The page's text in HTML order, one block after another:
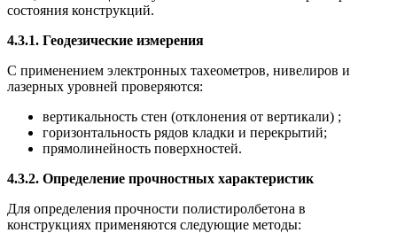
состояния конструкций.
4.3.1. Геодезические измерения
С применением электронных тахеометров, нивелиров и
лазерных уровней проверяются:
вертикальность стен (отклонения от вертикали) ;
горизонтальность рядов кладки и перекрытий;
прямолинейность поверхностей.
4.3.2. Определение прочностных характеристик
Для определения прочности полистиролбетона в
конструкциях применяются следующие методы: